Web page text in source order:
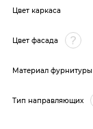
Цвет каркаса
Цвет фасада
Материал фурнитуры
Тип направляющих